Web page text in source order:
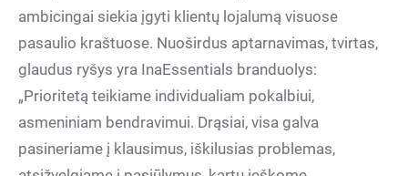
ambicingai siekia įgyti klientų lojalumą visuose
pasaulio kraštuose. Nuoširdus aptarnavimas, tvirtas,
glaudus ryšys yra InaEssentials branduolys:
„Prioritetą teikiame individualiam pokalbiui,
asmeniniam bendravimui. Drąsiai, visa galva
pasineriame į klausimus, iškilusias problemas,